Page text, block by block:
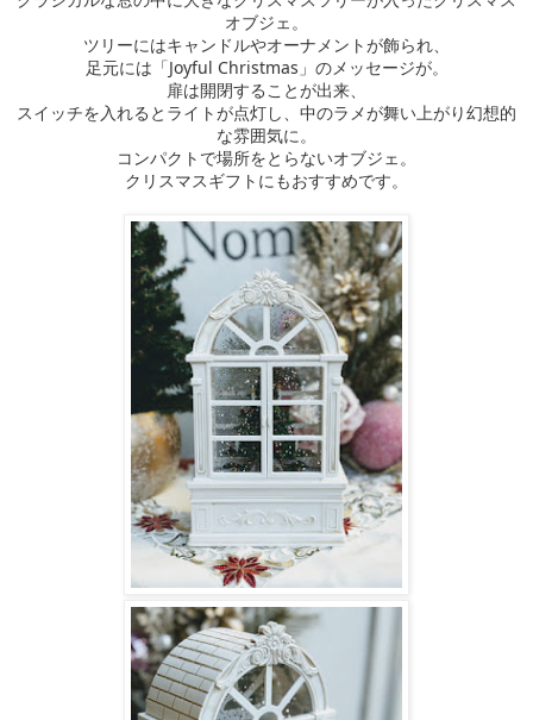
オブジェ。
ツリーにはキャンドルやオーナメントが飾られ、
足元には「Joyful Christmas」のメッセージが。
扉は開閉することが出来、
スイッチを入れるとライトが点灯し、中のラメが舞い上がり幻想的
な雰囲気に。
コンパクトで場所をとらないオブジェ。
クリスマスギフトにもおすすめです。